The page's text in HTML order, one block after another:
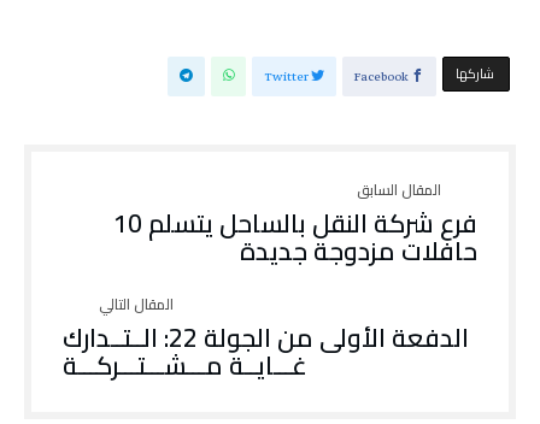
‫‫ شاركها‬ Facebook
Twitter
فرع شركة النقل بالساحل يتسلم 10
حافلات مزدوجة جديدة
الدفعة الأولى من الجولة 22: الــتــدارك
غـــايــة مـــشـــتـــركـــة